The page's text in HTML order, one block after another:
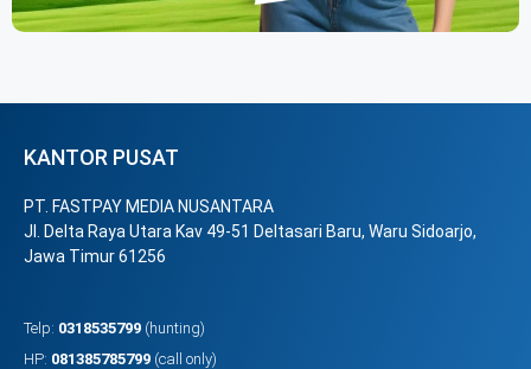
KANTOR PUSAT
PT. FASTPAY MEDIA NUSANTARA
Jl. Delta Raya Utara Kav 49-51 Deltasari Baru, Waru Sidoarjo,
Jawa Timur 61256
Telp: 0318535799 (hunting)
HP: 081385785799 (call only)